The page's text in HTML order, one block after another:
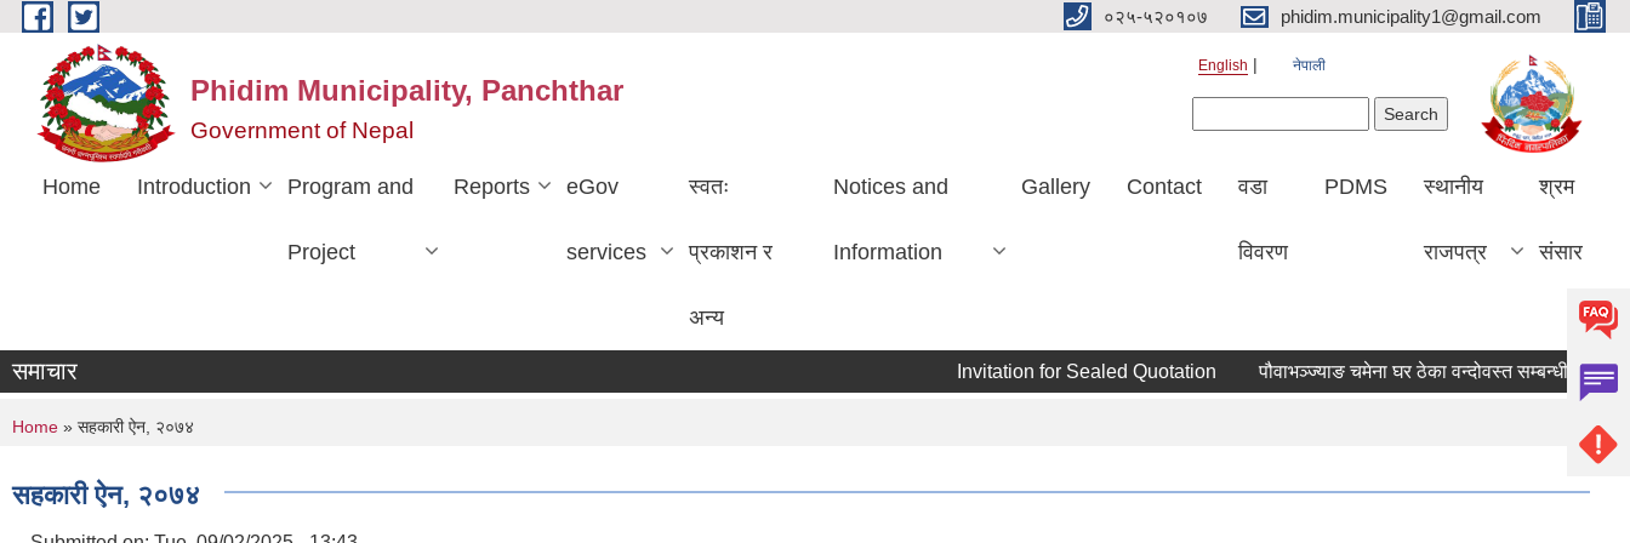
Skip to main content ०२५-५२०१०७ phidim.municipality1@gmail.com
Phidim Municipality, Panchthar
Government of Nepal
English नेपाली
Home Introduction Program and
Project
Reports eGov
services
स्वतः
प्रकाशन र
अन्य
Notices and
Information
Gallery Contact वडा
विवरण
PDMS स्थानीय
राजपत्र
श्रम
संसार
समाचार Invitation for Sealed Quotation पौवाभञ्ज्याङ चमेना घर ठेका वन्दोवस्त सम्बन्धी
You are here
Home » सहकारी ऐन, २०७४
सहकारी ऐन, २०७४